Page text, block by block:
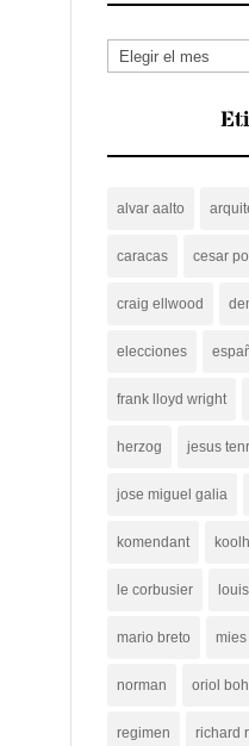
Archivos
alvar aalto
caracas cesar
craig ellwood
elecciones
frank lloyd wright
herzog jesus
jose miguel galia
komendant
le corbusier
mario breto
norman oriol
regimen richard